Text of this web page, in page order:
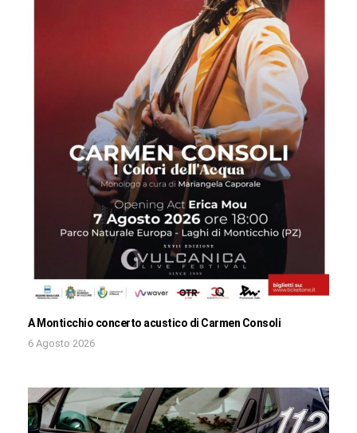
A Monticchio concerto acustico di Carmen Consoli
6 Agosto 2026